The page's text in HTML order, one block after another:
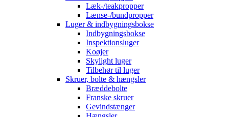
Læk-/teakpropper
Lænse-/bundpropper
Luger & indbygningsbokse
Indbygningsbokse
Inspektionsluger
Koøjer
Skylight luger
Tilbehør til luger
Skruer, bolte & hængsler
Bræddebolte
Franske skruer
Gevindstænger